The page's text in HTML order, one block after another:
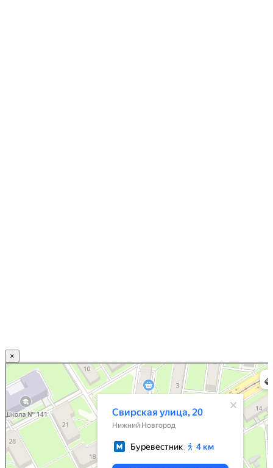
×
Нижний Новгород
Свирская улица, 20 — Яндекс.Карты